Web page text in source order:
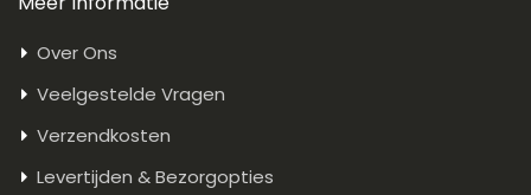
Over Ons
Veelgestelde Vragen
Verzendkosten
Levertijden & Bezorgopties